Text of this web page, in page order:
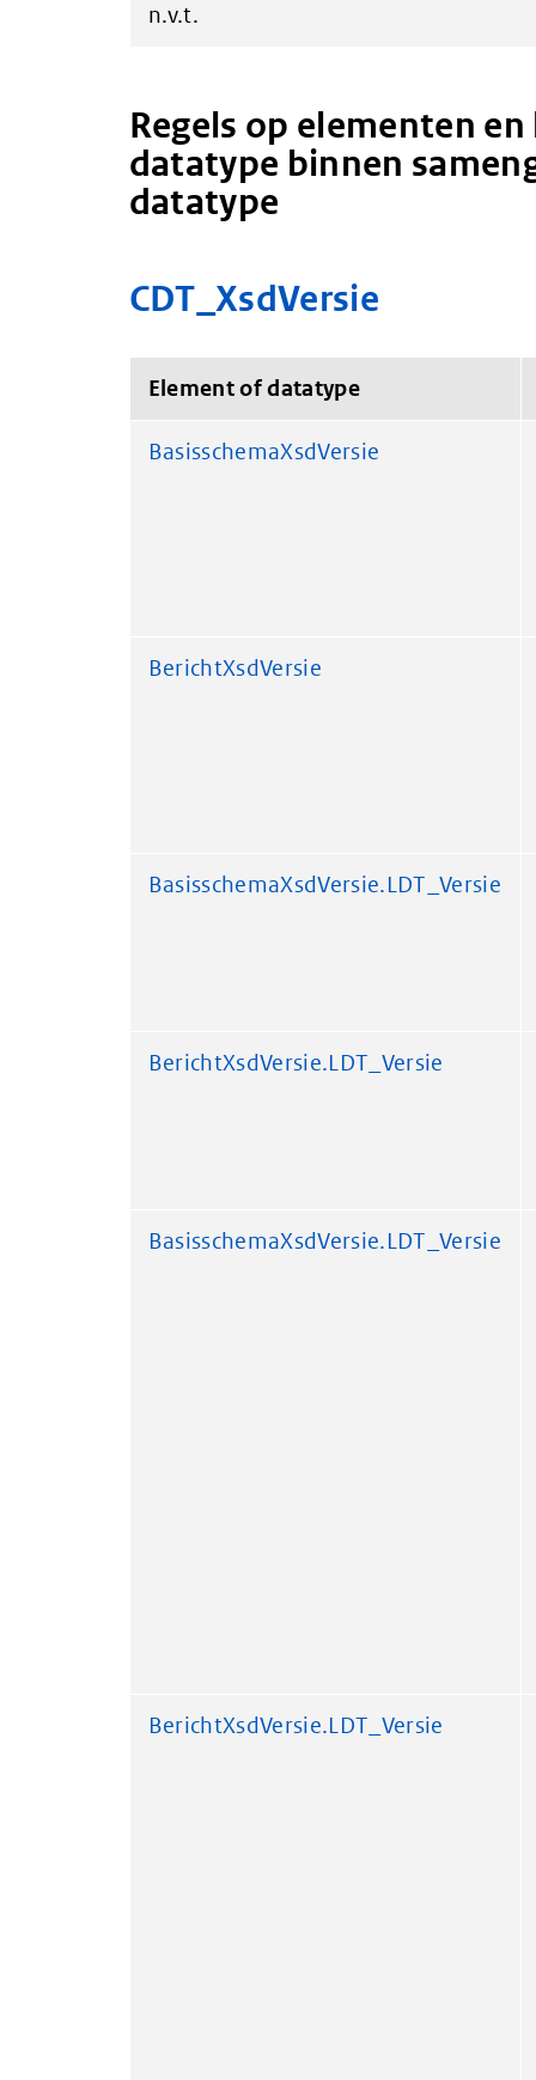
n.v.t.
Regels op elementen
datatype binnen
datatype
CDT_XsdVersie
Element of datatype
BasisschemaXsdVersie
BerichtXsdVersie
BasisschemaXsdVersie.LDT_Versie
BerichtXsdVersie.LDT_Versie
BasisschemaXsdVersie.LDT_Versie
BerichtXsdVersie.LDT_Versie